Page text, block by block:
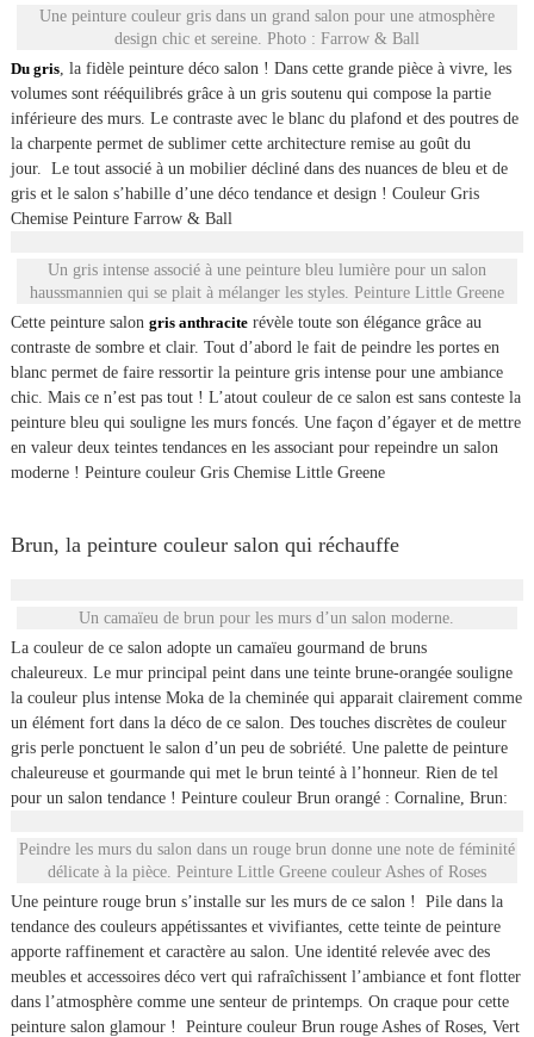
Une peinture couleur gris dans un grand salon pour une atmosphère
design chic et sereine. Photo : Farrow & Ball
Du gris, la fidèle peinture déco salon ! Dans cette grande pièce à vivre, les
volumes sont rééquilibrés grâce à un gris soutenu qui compose la partie
inférieure des murs. Le contraste avec le blanc du plafond et des poutres de
la charpente permet de sublimer cette architecture remise au goût du
jour. Le tout associé à un mobilier décliné dans des nuances de bleu et de
gris et le salon s’habille d’une déco tendance et design ! Couleur Gris
Chemise Peinture Farrow & Ball
Un gris intense associé à une peinture bleu lumière pour un salon
haussmannien qui se plait à mélanger les styles. Peinture Little Greene
Cette peinture salon gris anthracite révèle toute son élégance grâce au
contraste de sombre et clair. Tout d’abord le fait de peindre les portes en
blanc permet de faire ressortir la peinture gris intense pour une ambiance
chic. Mais ce n’est pas tout ! L’atout couleur de ce salon est sans conteste la
peinture bleu qui souligne les murs foncés. Une façon d’égayer et de mettre
en valeur deux teintes tendances en les associant pour repeindre un salon
moderne ! Peinture couleur Gris Chemise Little Greene
Brun, la peinture couleur salon qui réchauffe
Un camaïeu de brun pour les murs d’un salon moderne.
La couleur de ce salon adopte un camaïeu gourmand de bruns
chaleureux. Le mur principal peint dans une teinte brune-orangée souligne
la couleur plus intense Moka de la cheminée qui apparait clairement comme
un élément fort dans la déco de ce salon. Des touches discrètes de couleur
gris perle ponctuent le salon d’un peu de sobriété. Une palette de peinture
chaleureuse et gourmande qui met le brun teinté à l’honneur. Rien de tel
pour un salon tendance ! Peinture couleur Brun orangé : Cornaline, Brun:
Peindre les murs du salon dans un rouge brun donne une note de féminité
délicate à la pièce. Peinture Little Greene couleur Ashes of Roses
Une peinture rouge brun s’installe sur les murs de ce salon ! Pile dans la
tendance des couleurs appétissantes et vivifiantes, cette teinte de peinture
apporte raffinement et caractère au salon. Une identité relevée avec des
meubles et accessoires déco vert qui rafraîchissent l’ambiance et font flotter
dans l’atmosphère comme une senteur de printemps. On craque pour cette
peinture salon glamour ! Peinture couleur Brun rouge Ashes of Roses, Vert